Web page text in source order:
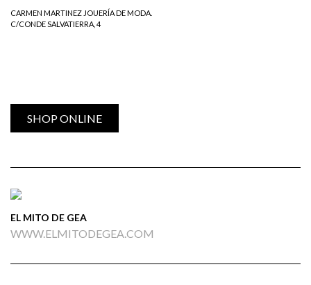
CARMEN MARTINEZ JOUERÍA DE MODA.
C/CONDE SALVATIERRA, 4
SHOP ONLINE
EL MITO DE GEA
WWW.ELMITODEGEA.COM